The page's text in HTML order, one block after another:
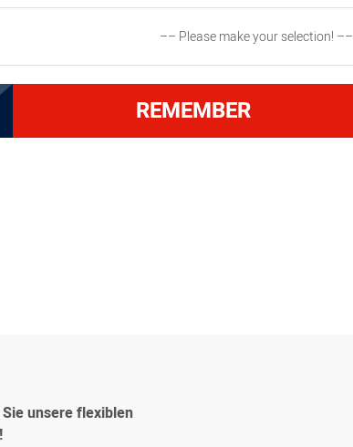
–– Please make your selection! ––
3000237511
REMEMBER
unsere flexiblen